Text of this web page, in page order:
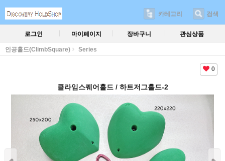
카테고리 검색
로그인 마이페이지 장바구니 관심상품
인공홀드(ClimbSquare) Series
0
클라임스퀘어홀드 / 하트저그홀드-2